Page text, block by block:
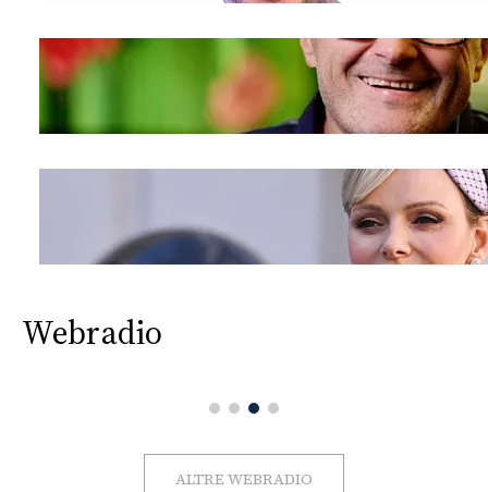
Webradio
ALTRE WEBRADIO